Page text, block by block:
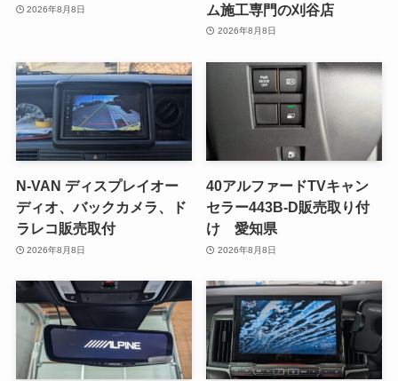
2026年8月8日
ム施工専門の刈谷店
2026年8月8日
N-VAN ディスプレイオー
ディオ、バックカメラ、ド
ラレコ販売取付
2026年8月8日
40アルファードTVキャン
セラー443B-D販売取り付
け 愛知県
2026年8月8日